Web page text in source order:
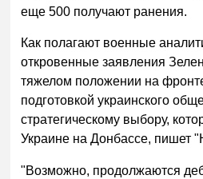
еще 500 получают ранения.
Как полагают военные
откровенные заявления
тяжелом положении на
подготовкой украинского
стратегическому выбору,
Украине на Донбассе, пишет
"Возможно, продолжаются